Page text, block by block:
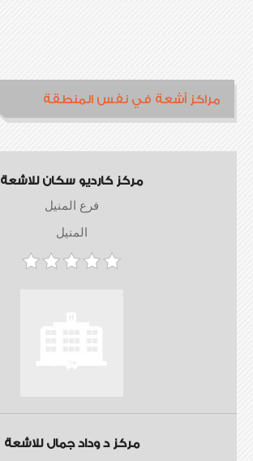
مراكز أشعة في نفس المنطقة
مركز كارديو سكان للاشعة
فرع المنيل
المنيل
مركز د وداد جمال للاشعة